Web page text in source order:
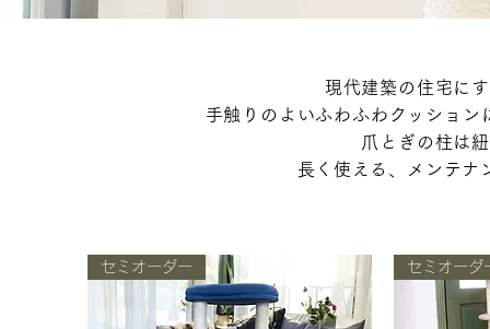
現代建築の住宅に
手触りのよいふわふわクッショ
爪とぎの柱は
長く使える、メンテナ
セミオーダー セミオーダ